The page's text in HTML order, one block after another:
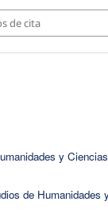
de cita
y Ciencias
de Humanidades